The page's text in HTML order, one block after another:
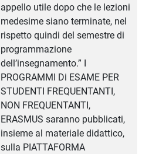
appello utile dopo che le lezioni
medesime siano terminate, nel
rispetto quindi del semestre di
programmazione
dell’insegnamento.” I
PROGRAMMI Di ESAME PER
STUDENTI FREQUENTANTI,
NON FREQUENTANTI,
ERASMUS saranno pubblicati,
insieme al materiale didattico,
sulla PIATTAFORMA